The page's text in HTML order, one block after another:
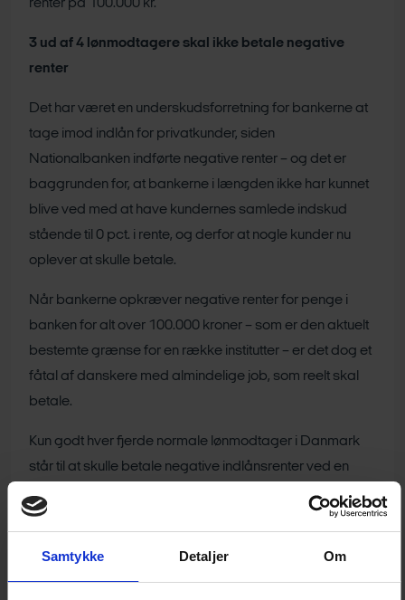
Samtykke Detaljer Om
renter på 100.000 kr.
3 ud af 4 lønmodtagere skal ikke betale negative
renter
Det har været en underskudsforretning for bankerne at
tage imod indlån for privatkunder, siden
Nationalbanken indførte negative renter – og det er
baggrunden for, at bankerne i længden ikke har kunnet
blive ved med at have kundernes samlede indskud
stående til 0 pct. i rente, og derfor at nogle kunder nu
oplever at skulle betale.
Når bankerne opkræver negative renter for penge i
banken for alt over 100.000 kroner – som er den aktuelt
bestemte grænse for en række institutter – er det dog et
fåtal af danskere med almindelige job, som reelt skal
betale.
Kun godt hver fjerde normale lønmodtager i Danmark
står til at skulle betale negative indlånsrenter ved en
grænse på 100.000 kr. – og for de fleste af dem er
udgiften på under 1.200 kr. om året. Tre ud af fire
seneste ændringer – til trods for, at bankerne sætter